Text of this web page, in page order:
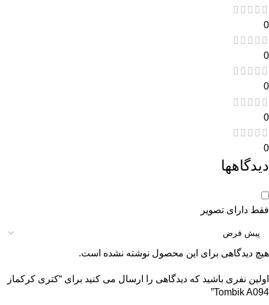
0
0
0
0
0
دیدگاهها
فقط دارای تصویر
هیچ دیدگاهی برای این محصول نوشته نشده است.
اولین نفری باشید که دیدگاهی را ارسال می کنید برای “کتری کرکماز
Tombik A094”